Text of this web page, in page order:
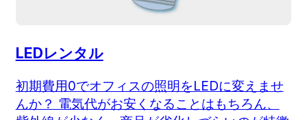
LEDレンタル
初期費用0でオフィスの照明をLEDに変えませ
んか？ 電気代がお安くなることはもちろん、